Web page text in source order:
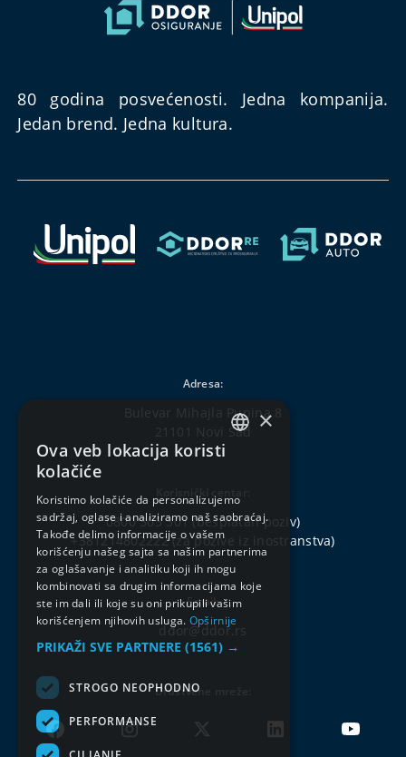
80 godina posvećenosti. Jedna kompanija.
Jedan brend. Jedna kultura.
Adresa:
Bulevar Mihajla Pupina 8
21101 Novi Sad
Korisnički centar:
0800 303 301 (besplatan poziv)
+381214802222(za pozive iz inostranstva)
Email:
ddor@ddor.rs
Društvene mreže:
×
Ova veb lokacija koristi
kolačiće
Koristimo kolačiće da personalizujemo
sadržaj, oglase i analiziramo naš saobraćaj.
Takođe delimo informacije o vašem
korišćenju našeg sajta sa našim partnerima
za oglašavanje i analitiku koji ih mogu
kombinovati sa drugim informacijama koje
ste im dali ili koje su oni prikupili vašim
korišćenjem njihovih usluga. Opširnije
PRIKAŽI SVE PARTNERE (1561) →
STROGO NEOPHODNO
PERFORMANSE